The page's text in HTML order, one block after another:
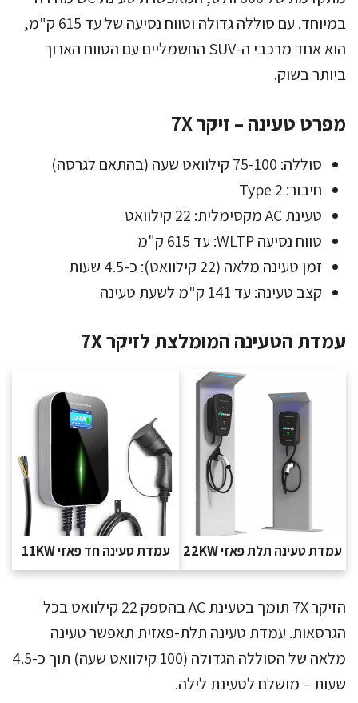
במיוחד. עם סוללה גדולה וטווח נסיעה של עד 615 ק"מ,
הוא אחד מרכבי ה-SUV החשמליים עם הטווח הארוך
ביותר בשוק.
מפרט טעינה – זיקר 7X
סוללה: 75-100 קילוואט שעה (בהתאם לגרסה)
חיבור: Type 2
טעינת AC מקסימלית: 22 קילוואט
טווח נסיעה WLTP: עד 615 ק"מ
זמן טעינה מלאה (22 קילוואט): כ-4.5 שעות
קצב טעינה: עד 141 ק"מ לשעת טעינה
עמדת הטעינה המומלצת לזיקר 7X
עמדת טעינה תלת פאזי 22KW עמדת טעינה חד פאזי 11KW
הזיקר 7X תומך בטעינת AC בהספק 22 קילוואט בכל
הגרסאות. עמדת טעינה תלת-פאזית תאפשר טעינה
מלאה של הסוללה הגדולה (100 קילוואט שעה) תוך כ-4.5
שעות – מושלם לטעינת לילה.